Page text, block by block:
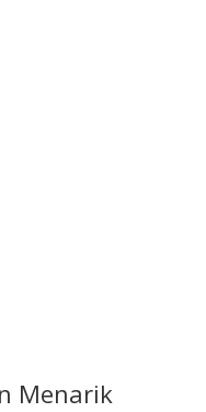
Menarik